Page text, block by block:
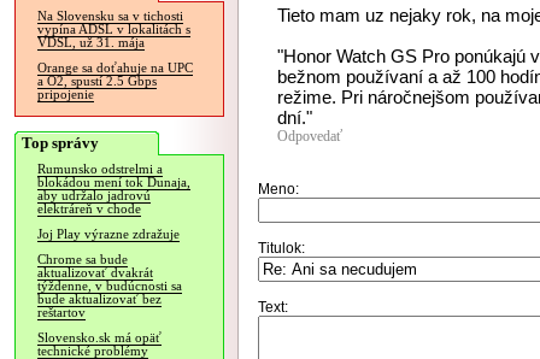
Na Slovensku sa v tichosti
vypína ADSL v lokalitách s
VDSL, už 31. mája
Orange sa doťahuje na UPC
a O2, spustí 2.5 Gbps
pripojenie
Top správy
Rumunsko odstrelmi a
blokádou mení tok Dunaja,
aby udržalo jadrovú
elektráreň v chode
Joj Play výrazne zdražuje
Chrome sa bude
aktualizovať dvakrát
týždenne, v budúcnosti sa
bude aktualizovať bez
reštartov
Slovensko.sk má opäť
technické problémy
Tieto mam uz nejaky rok, na
"Honor Watch GS Pro ponúkajú
bežnom používaní a až 100
režime. Pri náročnejšom
dní."
Odpovedať
Meno:
Titulok:
Text: